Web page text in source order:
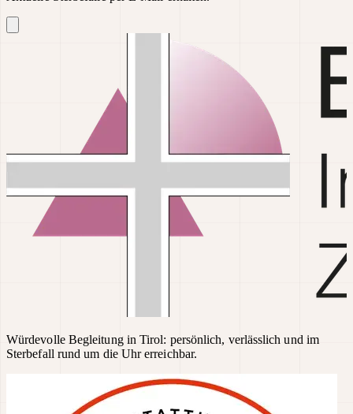
Würdevolle Begleitung in Tirol: persönlich, verlässlich und im
Sterbefall rund um die Uhr erreichbar.